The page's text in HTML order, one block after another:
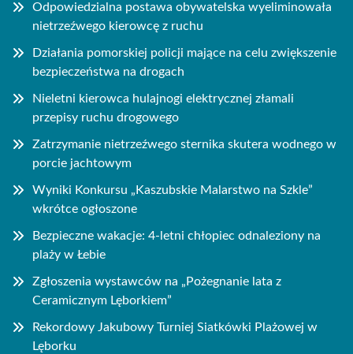
Odpowiedzialna postawa obywatelska wyeliminowała
nietrzeźwego kierowcę z ruchu
Działania pomorskiej policji mające na celu zwiększenie
bezpieczeństwa na drogach
Nieletni kierowca hulajnogi elektrycznej złamali
przepisy ruchu drogowego
Zatrzymanie nietrzeźwego sternika skutera wodnego w
porcie jachtowym
Wyniki Konkursu „Kaszubskie Malarstwo na Szkle”
wkrótce ogłoszone
Bezpieczne wakacje: 4-letni chłopiec odnaleziony na
plaży w Łebie
Zgłoszenia wystawców na „Pożegnanie lata z
Ceramicznym Lęborkiem”
Rekordowy Jakubowy Turniej Siatkówki Plażowej w
Lęborku